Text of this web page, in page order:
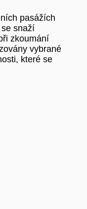
pasážích
snaží
zkoumání
vybrané
které se